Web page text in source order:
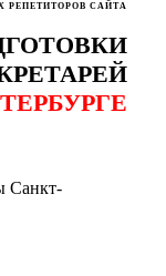
РЕПЕТИТОРОВ САЙТА